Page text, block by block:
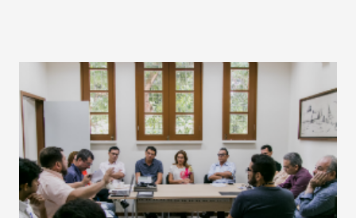
materiais que compunham o prédio, avaliando fatores como
carbonatação, presença de sais, cloretos e sulfatos e
ferrugem das estruturas, todos pontos importantes para
determinar o estado em que estava a construção. Os
resultados, ainda não obtidos, serão repassadas à Pefoce
para a elaboração de um laudo oficial. Um dos ensaios
realizados pelo LMCC consiste na determinação do nível de